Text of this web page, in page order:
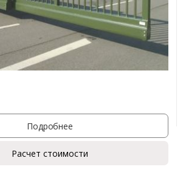
Подробнее
Расчет стоимости